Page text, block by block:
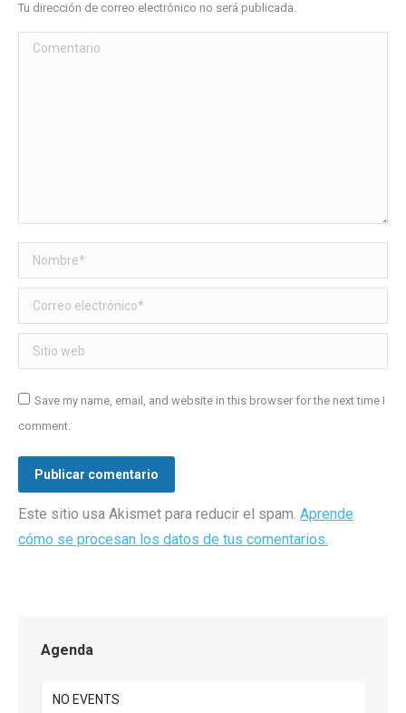
Tu dirección de correo electrónico no será publicada.
Comentario
Nombre *
Correo electrónico *
Sitio web
Save my name, email, and website in this browser for the next time I
comment.
Publicar comentario
Este sitio usa Akismet para reducir el spam. Aprende
cómo se procesan los datos de tus comentarios.
Agenda
NO EVENTS